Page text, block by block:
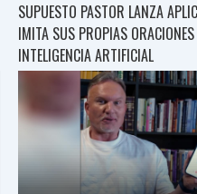
SUPUESTO PASTOR LANZA
IMITA SUS PROPIAS
INTELIGENCIA ARTIFICIAL